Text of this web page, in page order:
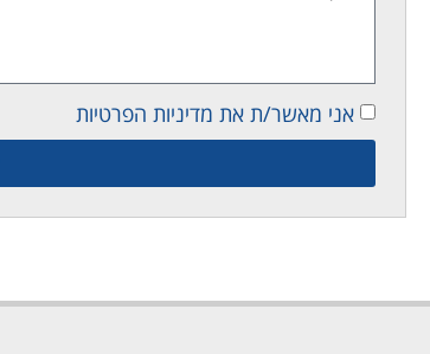
אני מאשר/ת את מדיניות הפרטיות